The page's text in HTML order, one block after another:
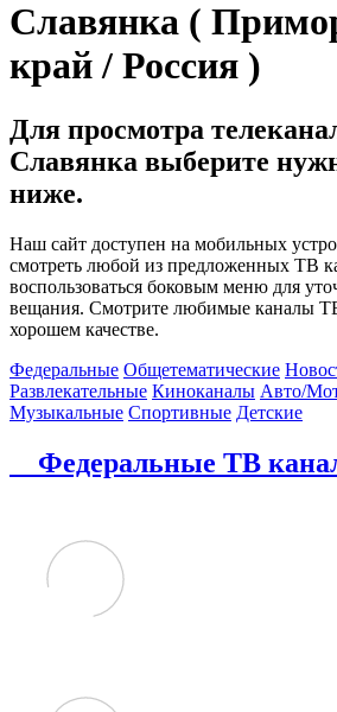
Славянка (
край / Россия )
Для просмотра
Славянка выберите
ниже.
Наш сайт доступен на мобильных
смотреть любой из предложенных ТВ
воспользоваться боковым меню для
вещания. Смотрите любимые каналы
хорошем качестве.
Федеральные Общетематические
Развлекательные Киноканалы Авто/
Музыкальные Спортивные Детские
Федеральные ТВ